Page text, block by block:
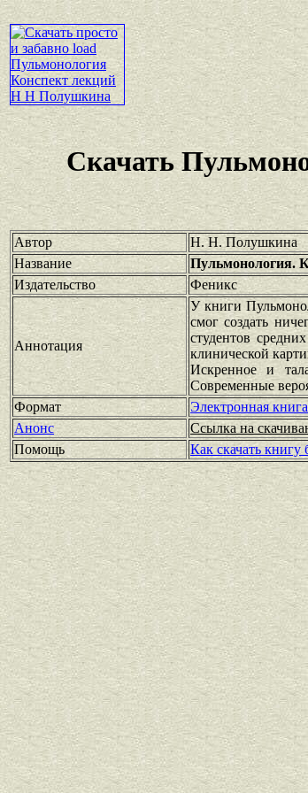
Скачать
Автор
Н. Н. Полушкина
Название
Пульмонология.
Издательство
Феникс
Аннотация
У книги
смог создать
студентов
клинической
Искренное и
Современные
Формат
Электронная
Анонс
Ссылка на
Помощь
Как скачать книгу